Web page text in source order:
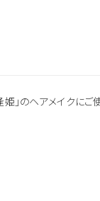
のヘアメイクにご